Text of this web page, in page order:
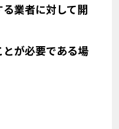
業者に対して開
が必要である場